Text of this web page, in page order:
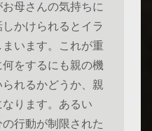
母さんの気持ちに
かけられるとイラ
います。これが重
をするにも親の機
れるかどうか、親
ります。あるい
行動が制限された